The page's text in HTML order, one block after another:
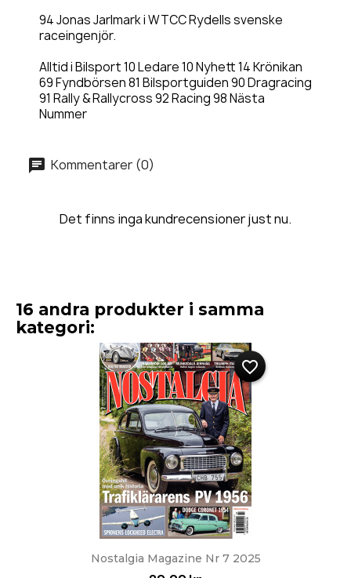
94 Jonas Jarlmark i WTCC Rydells svenske
raceingenjör.
Alltid i Bilsport 10 Ledare 10 Nyhett 14 Krönikan
69 Fyndbörsen 81 Bilsportguiden 90 Dragracing
91 Rally & Rallycross 92 Racing 98 Nästa
Nummer
Kommentarer (0)
Det finns inga kundrecensioner just nu.
16 andra produkter i samma
kategori:
Nostalgia Magazine Nr 7 2025
favorite_border